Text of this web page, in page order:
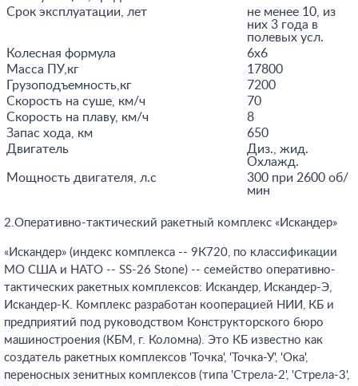
Срок эксплуатации, лет
не менее 10, из
них 3 года в
полевых усл.
Колесная формула
6x6
Масса ПУ,кг
17800
Грузоподъемность,кг
7200
Скорость на суше, км/ч
70
Скорость на плаву, км/ч
8
Запас хода, км
650
Двигатель
Диз., жид.
Охлажд.
Мощность двигателя, л.с
300 при 2600 об/
мин
2.Оперативно-тактический ракетный комплекс «Искандер»
«Искандер» (индекс комплекса -- 9К720, по классификации
МО США и НАТО -- SS-26 Stone) -- семейство оперативно-
тактических ракетных комплексов: Искандер, Искандер-Э,
Искандер-К. Комплекс разработан кооперацией НИИ, КБ и
предприятий под руководством Конструкторского бюро
машиностроения (КБМ, г. Коломна). Это КБ известно как
создатель ракетных комплексов 'Точка', 'Точка-У', 'Ока',
переносных зенитных комплексов (типа 'Стрела-2', 'Стрела-3',